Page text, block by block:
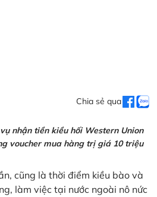
Chia sẻ qua
nhận tiền kiều hối Western Union
voucher mua hàng trị giá 10 triệu
cũng là thời điểm kiều bào và
làm việc tại nước ngoài nô nức